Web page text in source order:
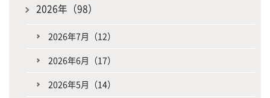
2026年（98）
2026年7月（12）
2026年6月（17）
2026年5月（14）